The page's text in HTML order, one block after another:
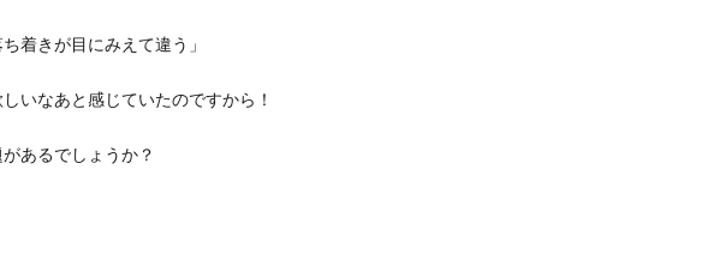
着きが目にみえて違う」
いなあと感じていたのですから！
あるでしょうか？